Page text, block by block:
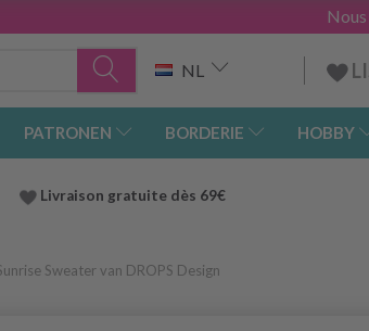
NL
PATRONEN BORDERIE HOBBY
Livraison gratuite dès 69€
Sweater van DROPS Design